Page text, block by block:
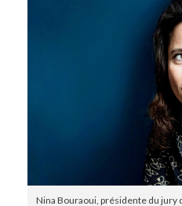
Nina Bouraoui, présidente du jury